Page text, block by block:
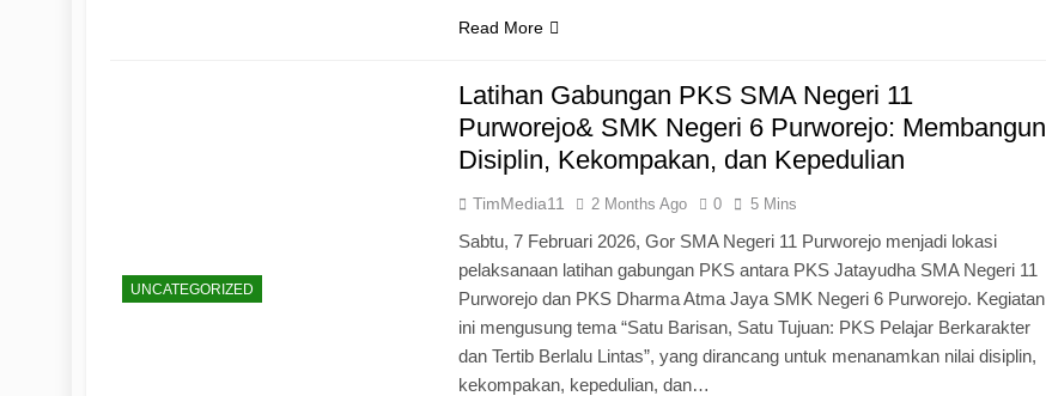
Read More
UNCATEGORIZED
Latihan Gabungan PKS SMA Negeri 11
Purworejo& SMK Negeri 6 Purworejo: Membangun
Disiplin, Kekompakan, dan Kepedulian
TimMedia11 2 Months Ago 0 5 Mins
Sabtu, 7 Februari 2026, Gor SMA Negeri 11 Purworejo menjadi lokasi
pelaksanaan latihan gabungan PKS antara PKS Jatayudha SMA Negeri 11
Purworejo dan PKS Dharma Atma Jaya SMK Negeri 6 Purworejo. Kegiatan
ini mengusung tema “Satu Barisan, Satu Tujuan: PKS Pelajar Berkarakter
dan Tertib Berlalu Lintas”, yang dirancang untuk menanamkan nilai disiplin,
kekompakan, kepedulian, dan…